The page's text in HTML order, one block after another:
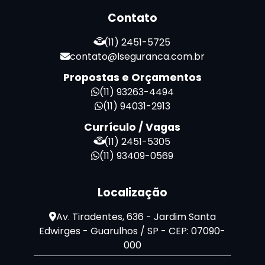
Zeladoria de CondomíniosContato
(11) 2451-5725
contato@lseguranca.com.br
Propostas e Orçamentos
(11) 93263-4494
(11) 94031-2913
Currículo / Vagas
(11) 2451-5305
(11) 93409-0569
Localização
Av. Tiradentes, 636 - Jardim Santa
Edwirges - Guarulhos / SP - CEP: 07090-
000